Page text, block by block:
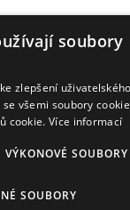
soubory
zlepšení
všemi soubory
cookie. Více informací
VÝKONOVÉ SOUBORY
SOUBORY